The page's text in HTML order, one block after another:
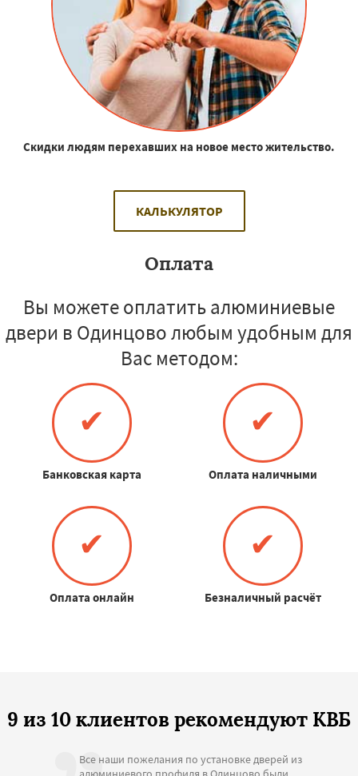
Скидки людям перехавших на новое место жительство.
КАЛЬКУЛЯТОР
Оплата
Вы можете оплатить алюминиевые
двери в Одинцово любым удобным для
Вас методом:
✔
Банковская карта
✔
Оплата наличными
✔
Оплата онлайн
✔
Безналичный расчёт
9 из 10 клиентов рекомендуют КВБ
Все наши пожелания по установке дверей из